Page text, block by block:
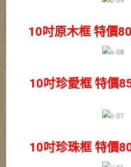
10吋原木框 特價
10吋珍愛框 特價
10吋珍珠框 特價